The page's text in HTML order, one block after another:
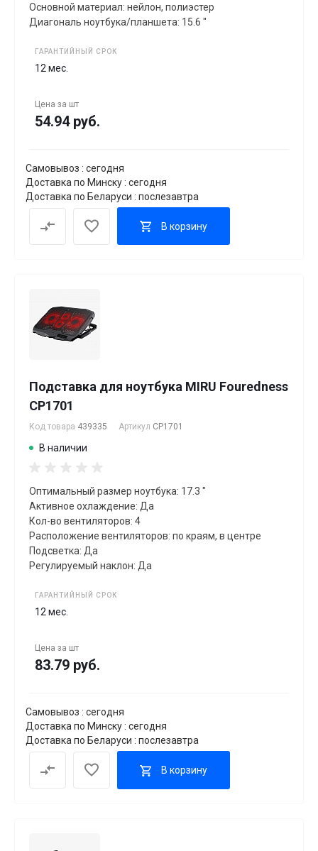
Основной материал: нейлон, полиэстер
Диагональ ноутбука/планшета: 15.6 "
ГАРАНТИЙНЫЙ СРОК
12 мес.
Цена за шт
54.94 руб.
Самовывоз : сегодня
Доставка по Минску : сегодня
Доставка по Беларуси : послезавтра
В корзину
Подставка для ноутбука MIRU Fouredness
CP1701
Код товара 439335 Артикул CP1701
В наличии
Оптимальный размер ноутбука: 17.3 "
Активное охлаждение: Да
Кол-во вентиляторов: 4
Расположение вентиляторов: по краям, в центре
Подсветка: Да
Регулируемый наклон: Да
ГАРАНТИЙНЫЙ СРОК
12 мес.
Цена за шт
83.79 руб.
Самовывоз : сегодня
Доставка по Минску : сегодня
Доставка по Беларуси : послезавтра
В корзину